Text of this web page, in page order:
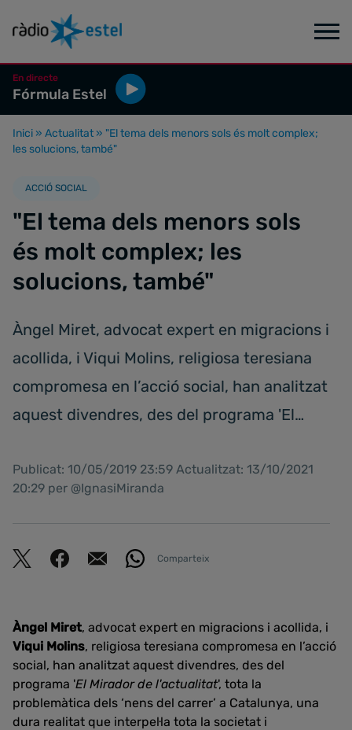
En directe
Fórmula Estel
Inici » Actualitat » "El tema dels menors sols és molt complex;
les solucions, també"
ACCIÓ SOCIAL
"El tema dels menors sols
és molt complex; les
solucions, també"
Àngel Miret, advocat expert en migracions i
acollida, i Viqui Molins, religiosa teresiana
compromesa en l’acció social, han analitzat
aquest divendres, des del programa 'El…
Publicat: 10/05/2019 23:59 Actualitzat: 13/10/2021
20:29 per @IgnasiMiranda
Comparteix
Àngel Miret, advocat expert en migracions i acollida, i
Viqui Molins, religiosa teresiana compromesa en l’acció
social, han analitzat aquest divendres, des del
programa 'El Mirador de l'actualitat', tota la
problemàtica dels ‘nens del carrer’ a Catalunya, una
dura realitat que interpel·la tota la societat i